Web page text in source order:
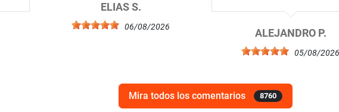
ELIAS S.
06/08/2026
ALEJANDRO P.
05/08/2026
Mira todos los comentarios 8760